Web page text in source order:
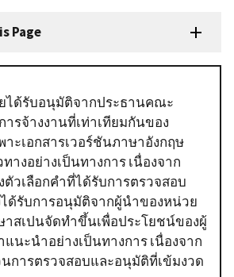
Page
ได้รับอนุมัติจากประธานคณะ
ารจ้างงานที่เท่าเทียมกันของ
าะเอกสารเวอร์ชันภาษาอังกฤษ
างอย่างเป็นทางการ เนื่องจาก
ตัวเลือกคำที่ได้รับการตรวจสอบ
ด้รับการอนุมัติจากผู้นำของหน่วย
าสเปนจัดทำขึ้นเพื่อประโยชน์ของผู้
นะนำอย่างเป็นทางการ เนื่องจาก
การตรวจสอบและอนุมัติที่เข้มงวด